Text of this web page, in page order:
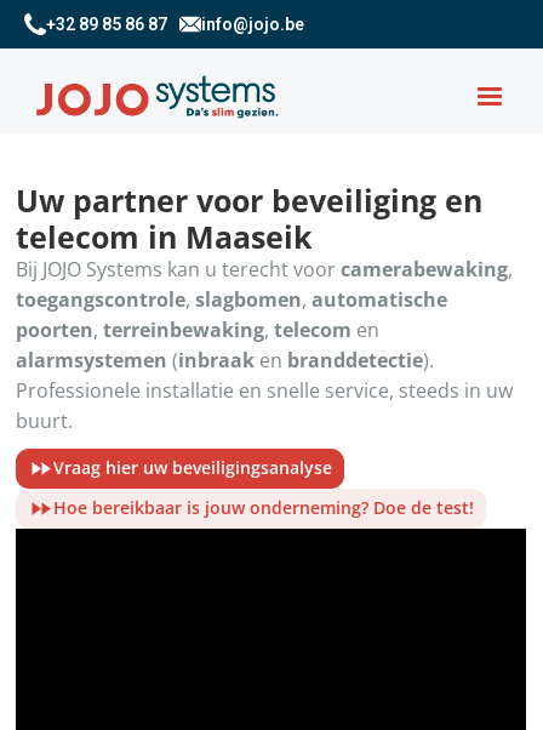
+32 89 85 86 87 info@jojo.be
Uw partner voor beveiliging en
telecom in Maaseik
Bij JOJO Systems kan u terecht voorcamerabewaking,
toegangscontrole,slagbomen,automatische
poorten,terreinbewaking,telecom en
alarmsystemen (inbraak en branddetectie).
Professionele installatie en snelle service, steeds in uw
buurt.
Vraag hier uw beveiligingsanalyse
Hoe bereikbaar is jouw onderneming? Doe de test!